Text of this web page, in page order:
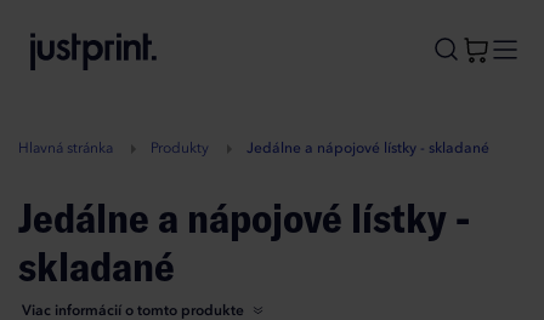
A
Hlavná stránka Produkty Jedálne a nápojové lístky - skladané
Jedálne a nápojové lístky -
skladané
Viac informácií o tomto produkte